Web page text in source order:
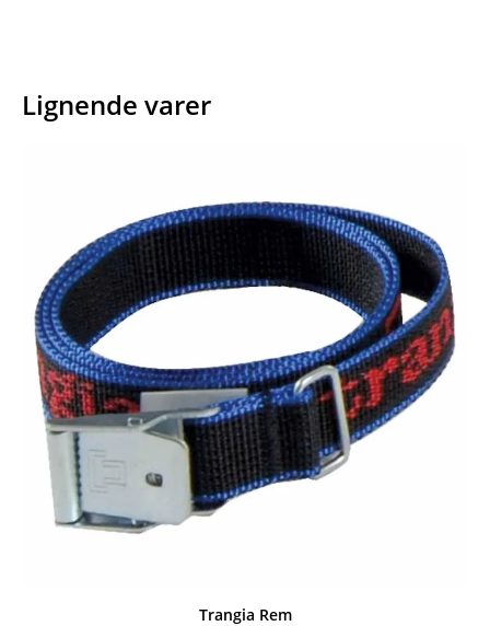
Lignende varer
Trangia Rem